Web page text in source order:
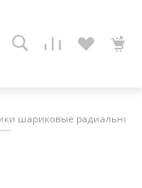
шариковые радиально-